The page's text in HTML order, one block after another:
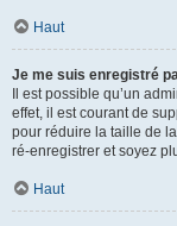
Haut
Je me suis enregistré
Il est possible qu’un
effet, il est courant de
pour réduire la taille de
ré-enregistrer et soyez
Haut